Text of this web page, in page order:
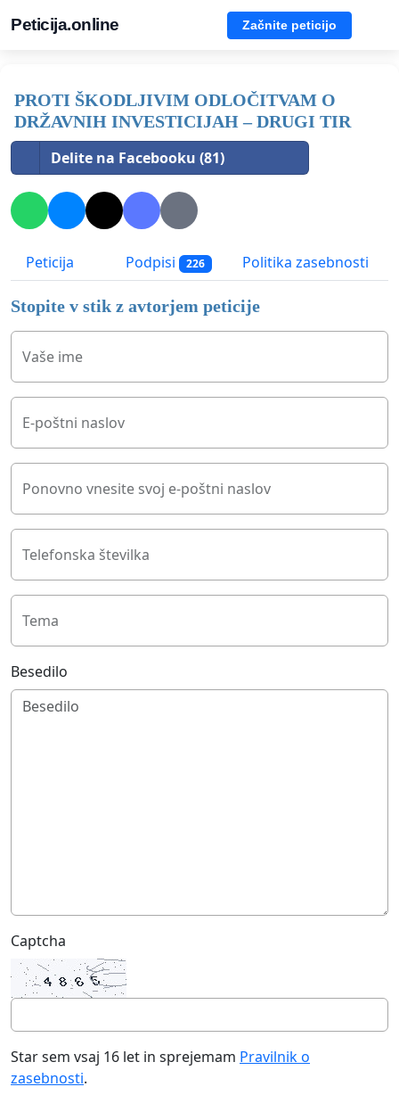
Peticija.online Začnite peticijo
PROTI ŠKODLJIVIM ODLOČITVAM O
DRŽAVNIH INVESTICIJAH – DRUGI TIR
Delite na Facebooku (81)
Peticija Podpisi 226 Politika zasebnosti
Stopite v stik z avtorjem peticije
Vaše ime
E-poštni naslov
Ponovno vnesite svoj e-poštni naslov
Telefonska številka
Tema
Besedilo
Captcha
Star sem vsaj 16 let in sprejemam Pravilnik o
zasebnosti.